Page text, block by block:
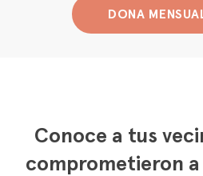
DONA
Conoce a tus
comprometieron